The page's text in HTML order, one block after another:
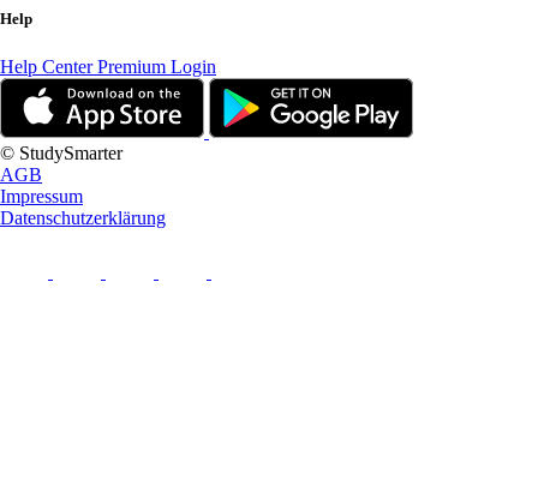
Help
Help CenterPremium Login
© StudySmarter
AGB
Impressum
Datenschutzerklärung